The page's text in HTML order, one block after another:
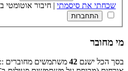
שכחתי את סיסמתי | חיבור
מי מחובר
בסך הכל ישנם 42